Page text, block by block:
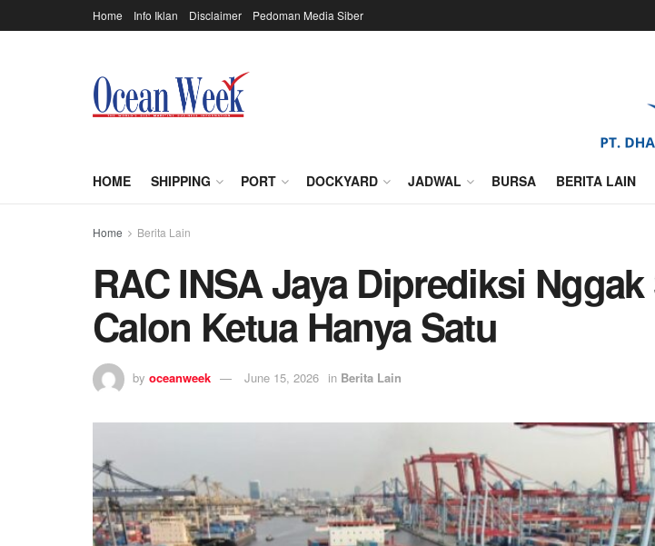
Home Info Iklan Disclaimer Pedoman Media Siber
HOME SHIPPING PORT DOCKYARD JADWAL BURSA BERITA LAIN
Home Berita Lain
RAC INSA Jaya Diprediksi Nggak
Calon Ketua Hanya Satu
by oceanweek June 15, 2026 in Berita Lain